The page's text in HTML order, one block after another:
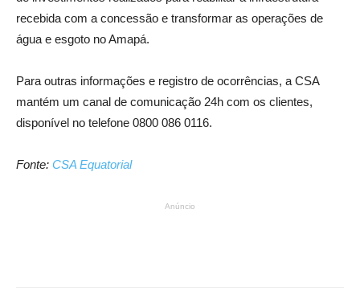
recebida com a concessão e transformar as operações de
água e esgoto no Amapá.
Para outras informações e registro de ocorrências, a CSA
mantém um canal de comunicação 24h com os clientes,
disponível no telefone 0800 086 0116.
Fonte: CSA Equatorial
Anúncio